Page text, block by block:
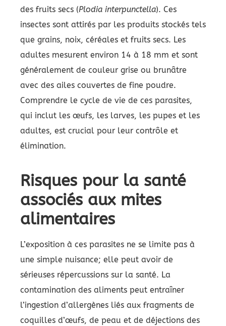
des fruits secs (Plodia interpunctella). Ces
insectes sont attirés par les produits stockés tels
que grains, noix, céréales et fruits secs. Les
adultes mesurent environ 14 à 18 mm et sont
généralement de couleur grise ou brunâtre
avec des ailes couvertes de fine poudre.
Comprendre le cycle de vie de ces parasites,
qui inclut les œufs, les larves, les pupes et les
adultes, est crucial pour leur contrôle et
élimination.
Risques pour la santé
associés aux mites
alimentaires
L’exposition à ces parasites ne se limite pas à
une simple nuisance; elle peut avoir de
sérieuses répercussions sur la santé. La
contamination des aliments peut entraîner
l’ingestion d’allergènes liés aux fragments de
coquilles d’œufs, de peau et de déjections des